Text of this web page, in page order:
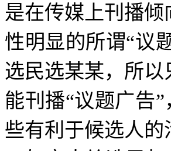
是在传媒上刊播倾
性明显的所谓“议
选民选某某，所以
能刊播“议题广告”
些有利于候选人的